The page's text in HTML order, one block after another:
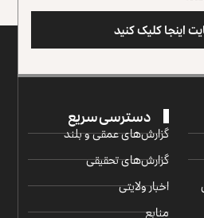
اینجا کلیک کنید
دسترسی سریع
گزارش‌‌های عمقی و بلند
گزارش‌های تحقیقی
اخبار ولایتی
منابع